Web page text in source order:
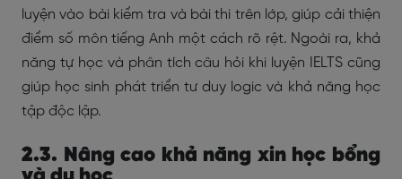
luyện vào bài kiểm tra và bài thi trên lớp, giúp cải thiện
điểm số môn tiếng Anh một cách rõ rệt. Ngoài ra, khả
năng tự học và phân tích câu hỏi khi luyện IELTS cũng
giúp học sinh phát triển tư duy logic và khả năng học
tập độc lập.
2.3. Nâng cao khả năng xin học bổng